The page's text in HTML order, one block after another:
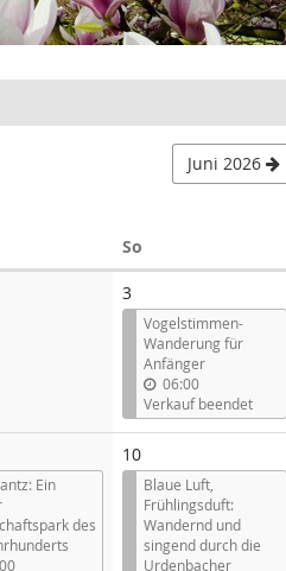
Juni 2026
So
3
Vogelstimmen-
Wanderung für
Anfänger
06:00
Verkauf beendet
Ein
des
10
Blaue Luft,
Frühlingsduft:
Wandernd und
singend durch die
Urdenbacher